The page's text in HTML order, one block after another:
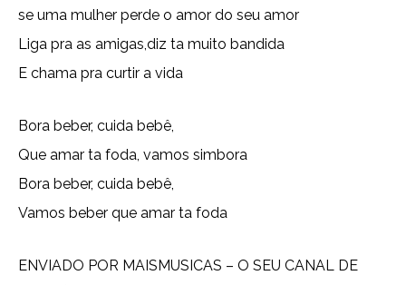
se uma mulher perde o amor do seu amor
Liga pra as amigas,diz ta muito bandida
E chama pra curtir a vida
Bora beber, cuida bebê,
Que amar ta foda, vamos simbora
Bora beber, cuida bebê,
Vamos beber que amar ta foda
ENVIADO POR MAISMUSICAS – O SEU CANAL DE